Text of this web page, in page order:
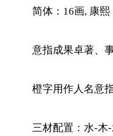
简体：16画, 康熙
意指成果卓著、
橙字用作人名意
三材配置：水-木